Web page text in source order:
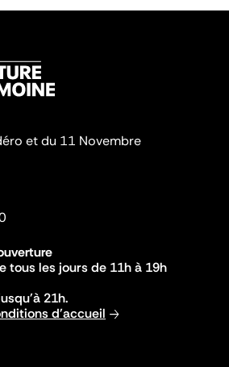
et du 11 Novembre
tous les jours de 11h à 19h
21h.
d'accueil